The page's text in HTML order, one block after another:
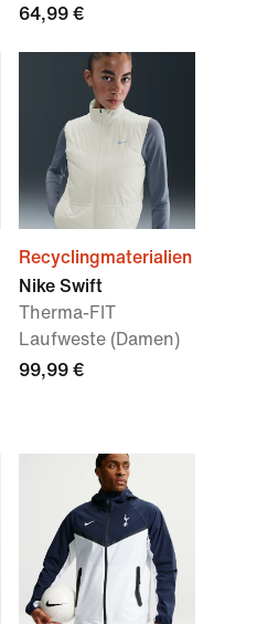
64,99 €
Recyclingmaterialien
Nike Swift
Therma-FIT
Laufweste (Damen)
99,99 €